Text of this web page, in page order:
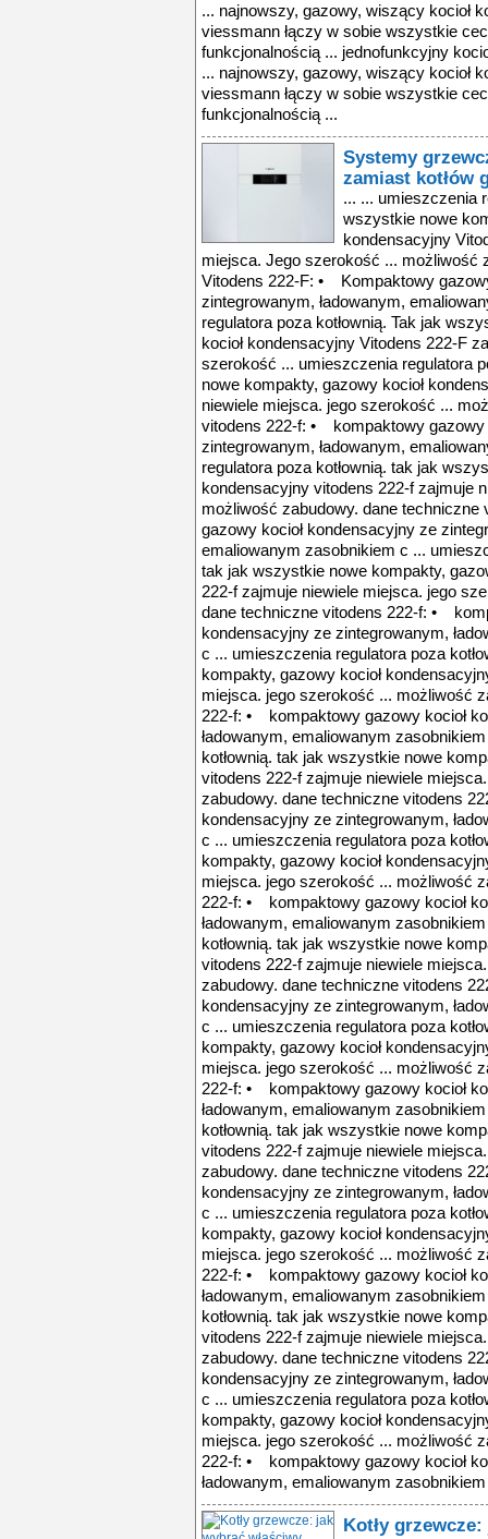
... najnowszy, gazowy, wiszący kocioł
viessmann łączy w sobie wszystkie
funkcjonalnością ... jednofunkcyjny
... najnowszy, gazowy, wiszący kocioł
viessmann łączy w sobie wszystkie
funkcjonalnością ...
Systemy
zamiast kotłów
... ... umieszczenia
wszystkie nowe
kondensacyjny
miejsca. Jego szerokość ... możliwość
Vitodens 222-F: • Kompaktowy
zintegrowanym, ładowanym,
regulatora poza kotłownią. Tak jak
kocioł kondensacyjny Vitodens 222-F
szerokość ... umieszczenia regulatora
nowe kompakty, gazowy kocioł
niewiele miejsca. jego szerokość ...
vitodens 222-f: • kompaktowy gazowy
zintegrowanym, ładowanym,
regulatora poza kotłownią. tak jak
kondensacyjny vitodens 222-f zajmuje
możliwość zabudowy. dane
gazowy kocioł kondensacyjny ze
emaliowanym zasobnikiem c ...
tak jak wszystkie nowe kompakty,
222-f zajmuje niewiele miejsca. jego
dane techniczne vitodens 222-f: •
kondensacyjny ze zintegrowanym,
c ... umieszczenia regulatora poza
kompakty, gazowy kocioł
miejsca. jego szerokość ... możliwość
222-f: • kompaktowy gazowy kocioł
ładowanym, emaliowanym
kotłownią. tak jak wszystkie nowe
vitodens 222-f zajmuje niewiele
zabudowy. dane techniczne vitodens
kondensacyjny ze zintegrowanym,
c ... umieszczenia regulatora poza
kompakty, gazowy kocioł
miejsca. jego szerokość ... możliwość
222-f: • kompaktowy gazowy kocioł
ładowanym, emaliowanym
kotłownią. tak jak wszystkie nowe
vitodens 222-f zajmuje niewiele
zabudowy. dane techniczne vitodens
kondensacyjny ze zintegrowanym,
c ... umieszczenia regulatora poza
kompakty, gazowy kocioł
miejsca. jego szerokość ... możliwość
222-f: • kompaktowy gazowy kocioł
ładowanym, emaliowanym
kotłownią. tak jak wszystkie nowe
vitodens 222-f zajmuje niewiele
zabudowy. dane techniczne vitodens
kondensacyjny ze zintegrowanym,
c ... umieszczenia regulatora poza
kompakty, gazowy kocioł
miejsca. jego szerokość ... możliwość
222-f: • kompaktowy gazowy kocioł
ładowanym, emaliowanym
kotłownią. tak jak wszystkie nowe
vitodens 222-f zajmuje niewiele
zabudowy. dane techniczne vitodens
kondensacyjny ze zintegrowanym,
c ... umieszczenia regulatora poza
kompakty, gazowy kocioł
miejsca. jego szerokość ... możliwość
222-f: • kompaktowy gazowy kocioł
ładowanym, emaliowanym
Kotły